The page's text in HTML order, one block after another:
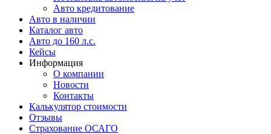
Авто кредитование
Авто в наличии
Каталог авто
Авто до 160 л.с.
Кейсы
Информация
О компании
Новости
Контакты
Калькулятор стоимости
Отзывы
Страхование ОСАГО